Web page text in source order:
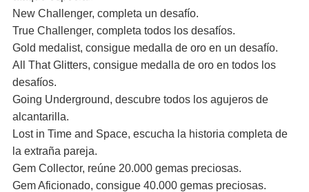
New Challenger, completa un desafío.
True Challenger, completa todos los desafíos.
Gold medalist, consigue medalla de oro en un desafío.
All That Glitters, consigue medalla de oro en todos los
desafíos.
Going Underground, descubre todos los agujeros de
alcantarilla.
Lost in Time and Space, escucha la historia completa de
la extraña pareja.
Gem Collector, reúne 20.000 gemas preciosas.
Gem Aficionado, consigue 40.000 gemas preciosas.